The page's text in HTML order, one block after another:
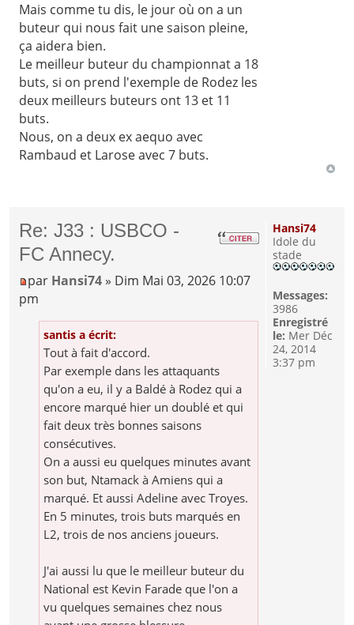
Mais comme tu dis, le jour où on a un
buteur qui nous fait une saison pleine,
ça aidera bien.
Le meilleur buteur du championnat a 18
buts, si on prend l'exemple de Rodez les
deux meilleurs buteurs ont 13 et 11
buts.
Nous, on a deux ex aequo avec
Rambaud et Larose avec 7 buts.
Re: J33 : USBCO -
FC Annecy.
par Hansi74 » Dim Mai 03, 2026 10:07
pm
santis a écrit:
Tout à fait d'accord.
Par exemple dans les attaquants
qu'on a eu, il y a Baldé à Rodez qui a
encore marqué hier un doublé et qui
fait deux très bonnes saisons
consécutives.
On a aussi eu quelques minutes avant
son but, Ntamack à Amiens qui a
marqué. Et aussi Adeline avec Troyes.
En 5 minutes, trois buts marqués en
L2, trois de nos anciens joueurs.
J'ai aussi lu que le meilleur buteur du
National est Kevin Farade que l'on a
vu quelques semaines chez nous
Hansi74
Idole du
stade
Messages:
3986
Enregistré
le: Mer Déc
24, 2014
3:37 pm